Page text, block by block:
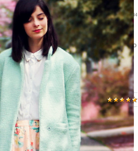
22:44
теплеет - ведь скоро весна и... День
Мы уверены - у тебя есть масса идей о
фотографией (или старательно
необязательно - ты ведь
если у тебя есть пара безумно
конкурс
ищи на форуме
пользователи.